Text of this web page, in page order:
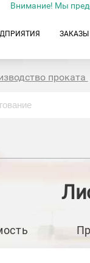
Внимание! Мы
ЗАКАЗЫ
проката